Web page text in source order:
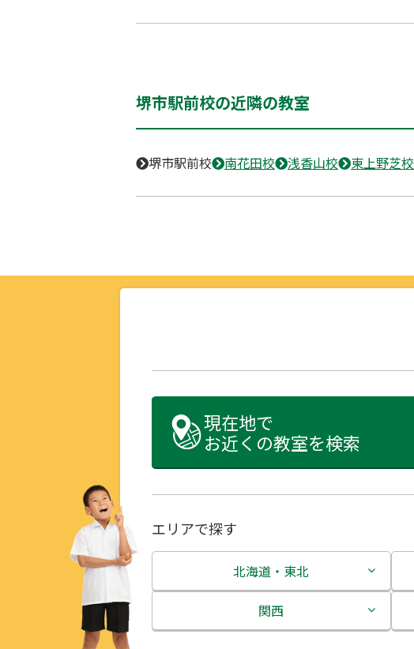
堺市駅前校の近隣の教室
堺市駅前校 南花田校 浅香山校 東上野芝校
現在地で
お近くの教室を検索
エリアで探す
北海道・東北
北海道
関西